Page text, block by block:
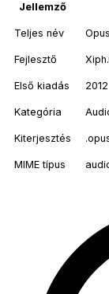
Jellemző
Teljes név
Fejlesztő
Első kiadás 2012
Kategória
Kiterjesztés
MIME típus